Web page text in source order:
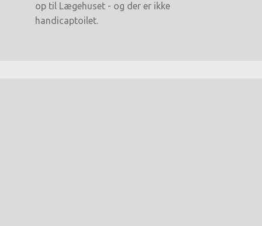
op til Lægehuset - og der er ikke
handicaptoilet.